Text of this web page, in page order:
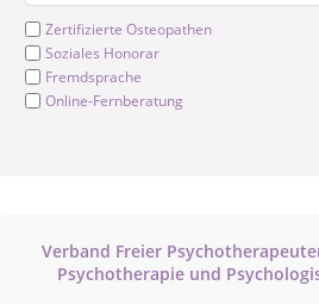
Zertifizierte Osteopathen
Soziales Honorar
Fremdsprache
Online-Fernberatung
Verband Freier
Psychotherapie und